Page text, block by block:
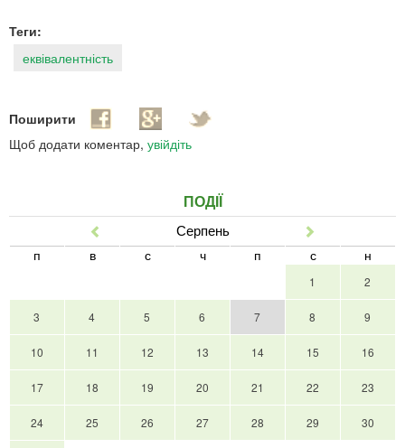
Теги:
еквівалентність
Поширити
Щоб додати коментар, увійдіть
ПОДІЇ
Серпень
п в с ч п с н
1 2
3 4 5 6 7 8 9
10 11 12 13 14 15 16
17 18 19 20 21 22 23
24 25 26 27 28 29 30